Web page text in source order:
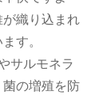
織り込まれ
す。
サルモネラ
の増殖を防